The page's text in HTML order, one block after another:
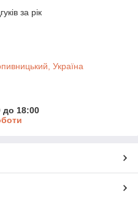
за рік
Україна
до 18:00